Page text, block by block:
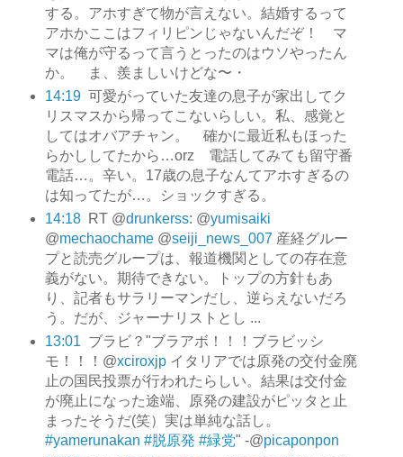
する。アホすぎて物が言えない。結婚するって
アホかここはフィリピンじゃないんだぞ！ マ
マは俺が守るって言うとったのはウソやったん
か。 ま、羨ましいけどな〜・
14:19 可愛がっていた友達の息子が家出してク
リスマスから帰ってこないらしい。私、感覚と
してはオバアチャン。 確かに最近私もほった
らかししてたから…orz 電話してみても留守番
電話…。辛い。17歳の息子なんてアホすぎるの
は知ってたが…。ショックすぎる。
14:18
RT @drunkerss: @yumisaiki
@mechaochame@seiji_news_007 産経グルー
プと読売グループは、報道機関としての存在意
義がない。期待できない。トップの方針もあ
り、記者もサラリーマンだし、逆らえないだろ
う。だが、ジャーナリストとし ...
13:01 ブラビ？"ブラアボ！！！ブラビッシ
モ！！！@xciroxjpイタリアでは原発の交付金廃
止の国民投票が行われたらしい。結果は交付金
が廃止になった途端、原発の建設がピッタと止
まったそうだ(笑）実は単純な話し。
#yamerunakan #脱原発 #緑党" -@picaponpon